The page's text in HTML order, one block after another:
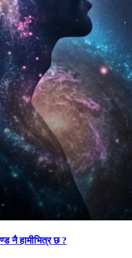
नै हामीभित्र छ ?